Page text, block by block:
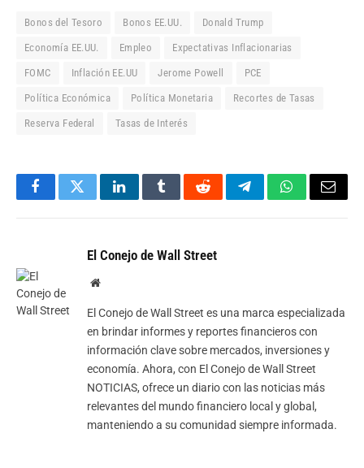
Bonos del Tesoro Bonos EE.UU. Donald Trump
Economía EE.UU. Empleo Expectativas Inflacionarias
FOMC Inflación EE.UU Jerome Powell PCE
Política Económica Política Monetaria Recortes de Tasas
Reserva Federal Tasas de Interés
FacebookTwitterLinkedInTumblrRedditTelegramWhatsApp
Email
El Conejo de Wall Street
Website
El Conejo de Wall Street es una marca especializada
en brindar informes y reportes financieros con
información clave sobre mercados, inversiones y
economía. Ahora, con El Conejo de Wall Street
NOTICIAS, ofrece un diario con las noticias más
relevantes del mundo financiero local y global,
manteniendo a su comunidad siempre informada.